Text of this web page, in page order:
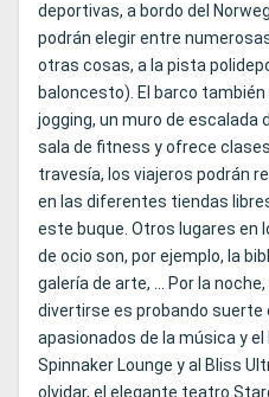
deportivas, a bordo del
podrán elegir entre
otras cosas, a la pista
baloncesto). El barco
jogging, un muro de escalada
sala de fitness y ofrece
travesía, los viajeros podrán
en las diferentes tiendas
este buque. Otros lugares en
de ocio son, por ejemplo, la
galería de arte, ... Por la
divertirse es probando suerte
apasionados de la música y el
Spinnaker Lounge y al Bliss
olvidar, el elegante teatro